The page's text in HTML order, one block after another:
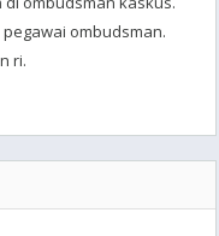
ombudsman.
ri.